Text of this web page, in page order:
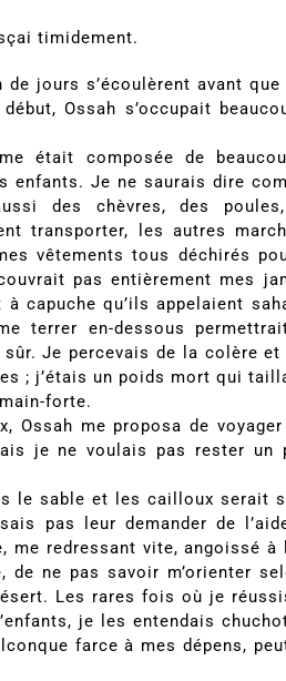
timidement.
jours s’écoulèrent avant que
Ossah s’occupait
était composée de
enfants. Je ne saurais dire
des chèvres, des
transporter, les autres
vêtements tous déchirés
pas entièrement mes
capuche qu’ils appelaient
terrer en-dessous
Je percevais de la colère et
; j’étais un poids mort qui
forte.
Ossah me proposa de voyager
je ne voulais pas rester un
le sable et les cailloux serait
pas leur demander de
me redressant vite, angoissé à
de ne pas savoir m’orienter
Les rares fois où je
je les entendais
farce à mes dépens,